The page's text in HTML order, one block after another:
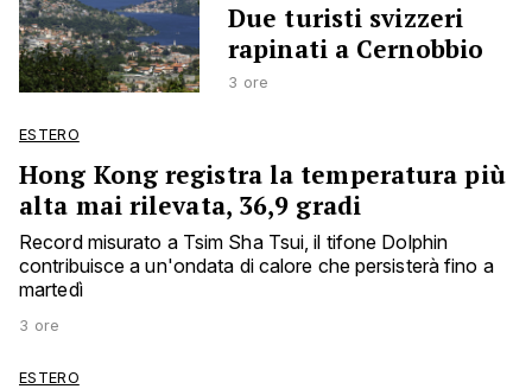
Due turisti svizzeri
rapinati a Cernobbio
3 ore
ESTERO
Hong Kong registra la temperatura più
alta mai rilevata, 36,9 gradi
Record misurato a Tsim Sha Tsui, il tifone Dolphin
contribuisce a un'ondata di calore che persisterà fino a
martedì
3 ore
ESTERO